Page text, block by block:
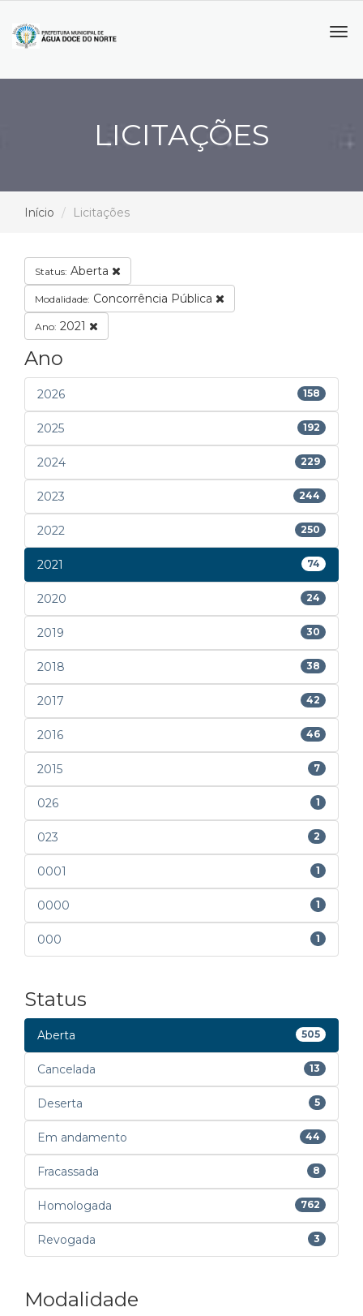
LICITAÇÕES
Início Licitações
Status: Aberta
Modalidade: Concorrência Pública
Ano: 2021
Ano
2026 158
2025 192
2024 229
2023 244
2022 250
2021 74
2020 24
2019 30
2018 38
2017 42
2016 46
2015 7
026 1
023 2
0001 1
0000 1
000 1
Status
Aberta 505
Cancelada 13
Deserta 5
Em andamento 44
Fracassada 8
Homologada 762
Revogada 3
Modalidade